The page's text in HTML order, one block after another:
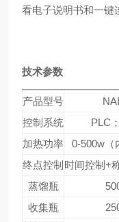
看电子说明书和一键
技术参数
产品型号
控制系统
PLC
加热功率
0-500w（
终点控制 时间控制+
蒸馏瓶
收集瓶